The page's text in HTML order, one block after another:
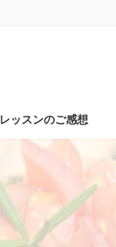
レッスンのご感想